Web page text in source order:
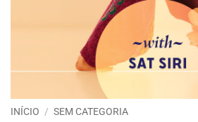
INÍCIO / SEM CATEGORIA